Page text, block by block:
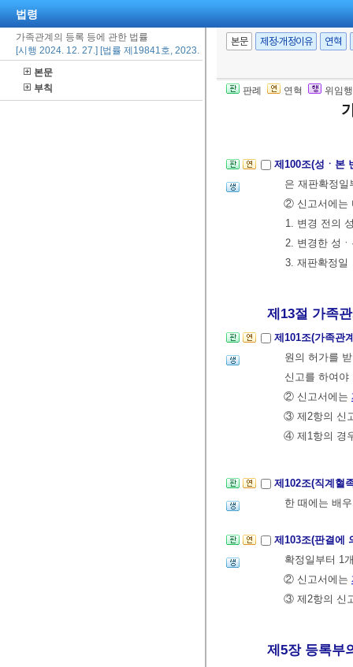
법령
가족관계의 등록 등에 관한 법률
[시행 2024. 12. 27.] [법률 제19841호, 2023. 12. 26., 타법개정]
본문
부칙
본문 제정·개정이유 연혁
판례 연혁 위임
1. 변경 전의
3. 허가연월일
③ 제2항의 신
④ 제1항의 경
제100조(성ㆍ본
은 재판확정
② 신고서에는
1. 변경 전의
2. 변경한 성
3. 재판확정일
제13절 가족관
제101조(가족관
원의 허가를
신고를 하여야
② 신고서에는
③ 제2항의 신
④ 제1항의 경
제102조(직계혈
한 때에는 배
제103조(판결에
확정일부터 1
② 신고서에는
③ 제2항의 신
제5장 등록부